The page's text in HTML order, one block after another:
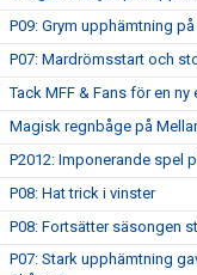
P09: Grym upphämtning
P07: Mardrömsstart och
Tack MFF & Fans för en
Magisk regnbåge på
P2012: Imponerande spel
P08: Hat trick i vinster
P08: Fortsätter säsongen
P07: Stark upphämtning